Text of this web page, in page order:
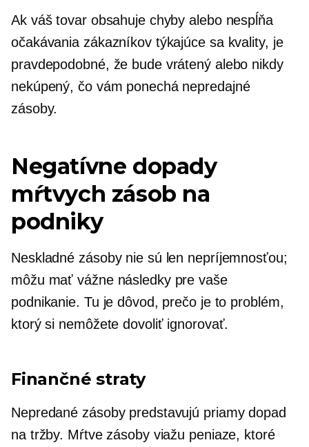
Ak váš tovar obsahuje chyby alebo nespĺňa
očakávania zákazníkov týkajúce sa kvality, je
pravdepodobné, že bude vrátený alebo nikdy
nekúpený, čo vám ponechá nepredajné
zásoby.
Negatívne dopady
mŕtvych zásob na
podniky
Neskladné zásoby nie sú len nepríjemnosťou;
môžu mať vážne následky pre vaše
podnikanie. Tu je dôvod, prečo je to problém,
ktorý si nemôžete dovoliť ignorovať.
Finančné straty
Nepredané zásoby predstavujú priamy dopad
na tržby. Mŕtve zásoby viažu peniaze, ktoré